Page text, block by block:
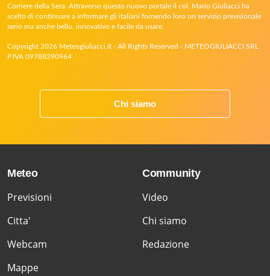
Corriere della Sera. Attraverso questo nuovo portale il col. Mario Giuliacci ha
scelto di continuare a informare gli italiani fornendo loro un servizio previsionale
serio ma anche bello, innovativo e facile da usare.
Copyright 2026 Meteogiuliacci.it - All Rights Reserved - METEOGIULIACCI SRL
P.IVA 09788290964
Chi siamo
Meteo
Previsioni
Citta'
Webcam
Mappe
Community
Video
Chi siamo
Redazione